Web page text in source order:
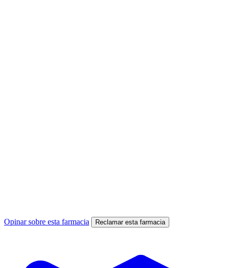
Opinar sobre esta farmacia Reclamar esta farmacia